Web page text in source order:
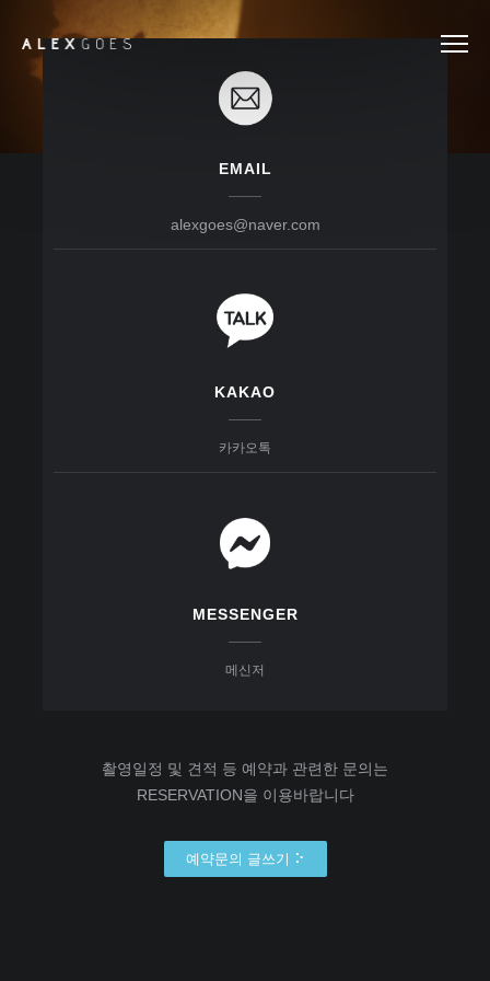
CONTACTS
EMAIL
alexgoes@naver.com
KAKAO
카카오톡
MESSENGER
메신저
촬영일정 및 견적 등 예약과 관련한 문의는
RESERVATION을 이용바랍니다
예약문의 글쓰기 ⠕